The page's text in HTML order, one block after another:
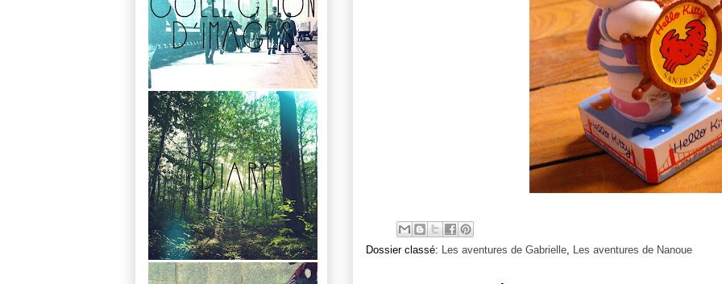
Dossier classé: Les aventures de Gabrielle Les aventures de Nanoue